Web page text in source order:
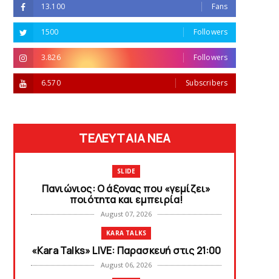
13.100 Fans
1500 Followers
3.826 Followers
6.570 Subscribers
ΤΕΛΕΥΤΑΙΑ ΝΕΑ
SLIDE
Πανιώνιος: O άξονας που «γεμίζει»
ποιότητα και εμπειρία!
August 07, 2026
KARA TALKS
«Kara Talks» LIVE: Παρασκευή στις 21:00
August 06, 2026